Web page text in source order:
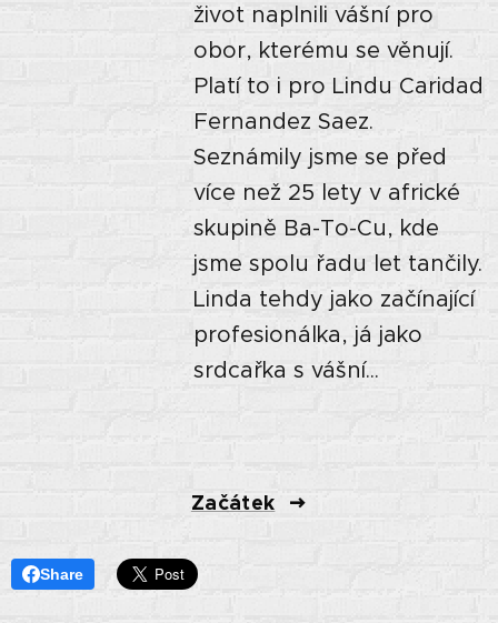
život naplnili vášní pro
obor, kterému se věnují.
Platí to i pro Lindu Caridad
Fernandez Saez.
Seznámily jsme se před
více než 25 lety v africké
skupině Ba-To-Cu, kde
jsme spolu řadu let tančily.
Linda tehdy jako začínající
profesionálka, já jako
srdcařka s vášní...
Začátek
Share